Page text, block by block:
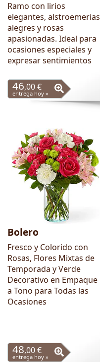
Ramo con lirios
elegantes, alstroemerias
alegres y rosas
apasionadas. Ideal para
ocasiones especiales y
expresar sentimientos
46,00 €
entrega hoy »
Bolero
Fresco y Colorido con
Rosas, Flores Mixtas de
Temporada y Verde
Decorativo en Empaque
a Tono para Todas las
Ocasiones
48,00 €
entrega hoy »